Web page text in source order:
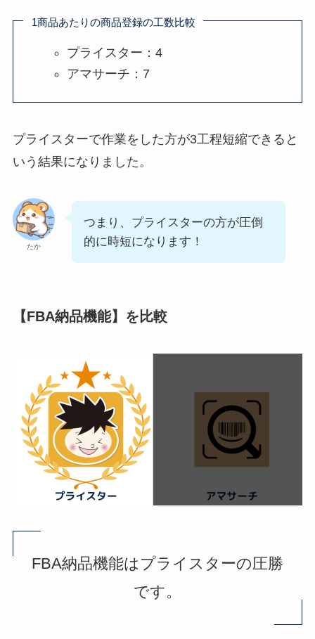
1商品あたりの商品登録の工数比較
プライスター：4
アマサーチ：7
プライスターで作業をした方が3工程短縮できると
いう結果になりました。
たか
つまり、プライスターの方が圧倒
的に時短になります！
【FBA納品機能】を比較
FBA納品機能はプライスターの圧勝
です。